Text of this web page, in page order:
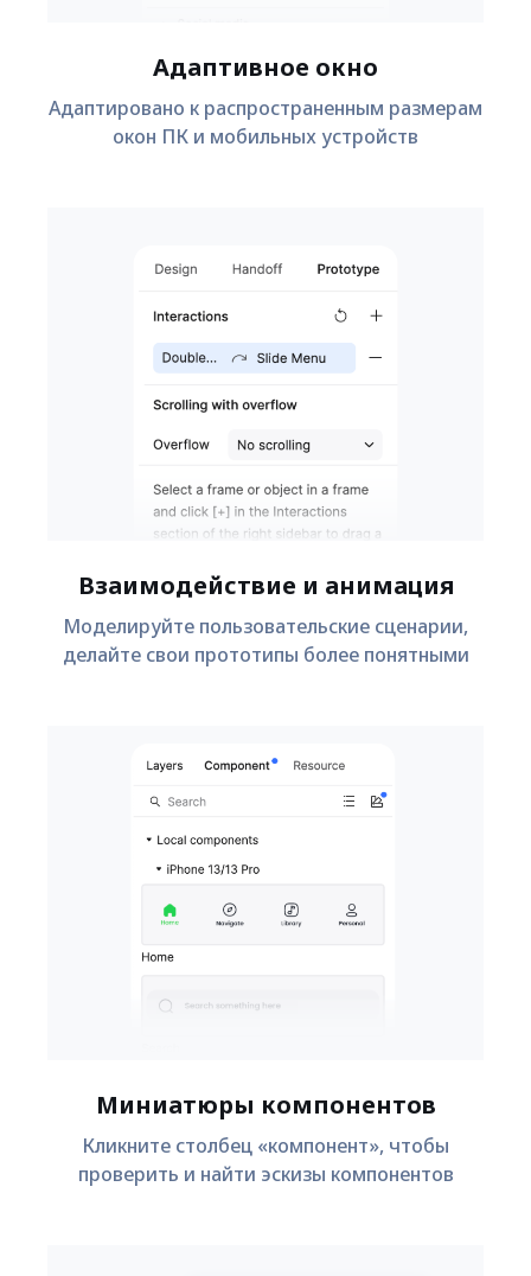
Адаптивное окно
Адаптировано к распространенным размерам
окон ПК и мобильных устройств
Взаимодействие и анимация
Моделируйте пользовательские сценарии,
делайте свои прототипы более понятными
Миниатюры компонентов
Кликните столбец «компонент», чтобы
проверить и найти эскизы компонентов